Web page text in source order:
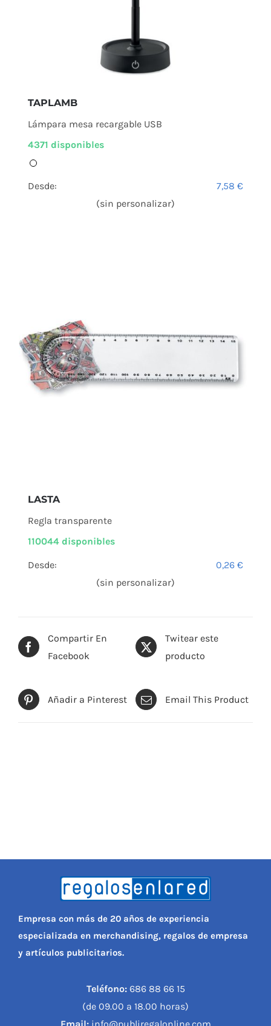
Compartir En
Facebook
Twitear este
producto
Añadir a Pinterest Email This Product
TAPLAMB
Lámpara mesa recargable USB
4371 disponibles
Desde: 7,58€
(sin personalizar)
LASTA
Regla transparente
110044 disponibles
Desde: 0,26€
(sin personalizar)
Empresa con más de 20 años de experiencia
especializada en merchandising, regalos de empresa
y artículos publicitarios.
Teléfono:686 88 66 15
(de 09.00 a 18.00 horas)
Email:info@publiregalonline.com